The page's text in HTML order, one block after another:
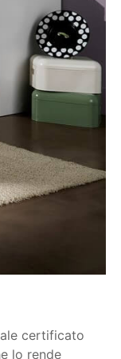
certificato
lo rende